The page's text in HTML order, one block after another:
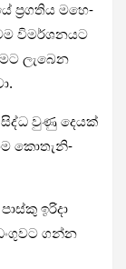
ප්‍රග­තිය මහෙ­
විම­ර්ශ­න­යට
ලැබෙන
වුණු දෙයක්
කොතැ­නි­
ඉරිදා
ගන්න